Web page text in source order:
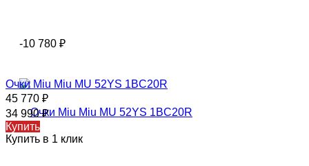
-10 780 ₽
Очки Miu Miu MU 52YS 1BC20R
45 770 ₽
34 990₽
Купить
Купить в 1 клик